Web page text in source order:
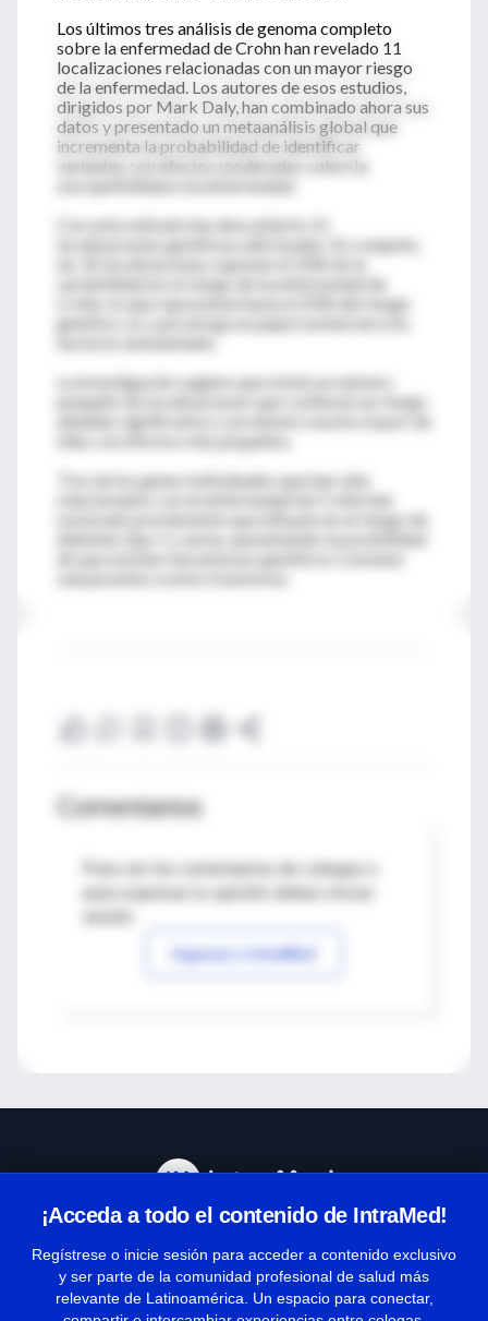
Los últimos tres análisis de genoma completo
sobre la enfermedad de Crohn han revelado 11
localizaciones relacionadas con un mayor riesgo
de la enfermedad. Los autores de esos estudios,
dirigidos por Mark Daly, han combinado ahora sus
datos y presentado un metaanálisis global que
incrementa la probabilidad de identificar
variantes con efectos moderados sobre la
Con este método han descubierto 21
localizaciones genéticas adicionales. En conjunto,
variabilidad en el riesgo de la enfermedad de
Crohn, lo que representa hasta el 20% del riesgo
genético, lo cual otorga un papel sustancial a los
La investigación sugiere que existe un número
pequeño de localizaciones que confieren un riesgo
Tres de los genes individuales que han sido
relacionados con la enfermedad de Crohn han
mostrado previamente que influyen en el riesgo de
Comentarios
Para ver los comentarios de colegas o
Ingresar a IntraMed
¡Acceda a todo el contenido de IntraMed!
Regístrese o inicie sesión para acceder a contenido exclusivo
y ser parte de la comunidad profesional de salud más
relevante de Latinoamérica. Un espacio para conectar,
Términos y condiciones